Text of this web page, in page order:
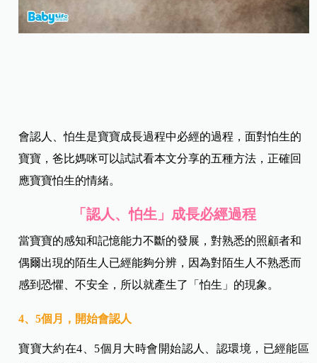
會認人、怕生是寶寶成長過程中必經的過程，面對怕生的
寶寶，爸比媽咪可以試試看本文分享的五種方法，正確回
應寶寶怕生的情緒。
「認人、怕生」成長必經過程
當寶寶的感知和記憶能力不斷的發展，對熟悉的照顧者和
偶爾出現的陌生人已經能夠分辨，因為對陌生人不熟悉而
感到恐懼、不安全，所以就產生了「怕生」的現象。
4、5個月，開始會認人
寶寶大約在4、5個月大時會開始認人、認環境，已經能區